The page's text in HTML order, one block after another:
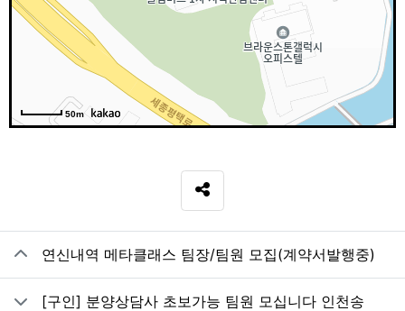
50m
SNS 공유
관련자료
연신내역 메타클래스 팀장/팀원 모집(계약서발행중)
[구인] 분양상담사 초보가능 팀원 모십니다 인천송